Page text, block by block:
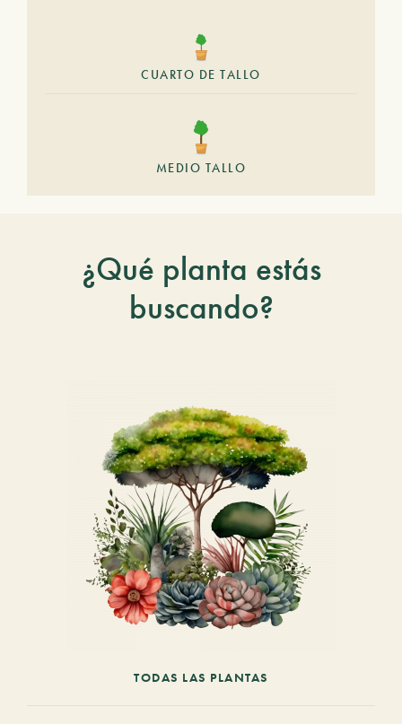
CUARTO DE TALLO
MEDIO TALLO
¿Qué planta estás
buscando?
TODAS LAS PLANTAS